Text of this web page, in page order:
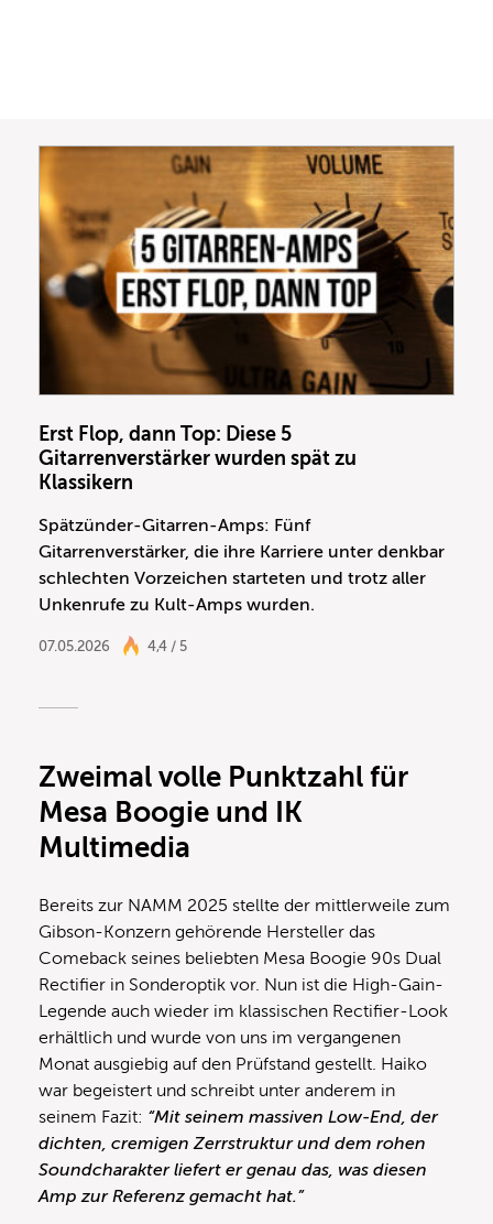
Erst Flop, dann Top: Diese 5
Gitarrenverstärker wurden spät zu
Klassikern
Spätzünder-Gitarren-Amps: Fünf
Gitarrenverstärker, die ihre Karriere unter denkbar
schlechten Vorzeichen starteten und trotz aller
Unkenrufe zu Kult-Amps wurden.
07.05.2026 4,4 / 5
Zweimal volle Punktzahl für
Mesa Boogie und IK
Multimedia
Bereits zur NAMM 2025 stellte der mittlerweile zum
Gibson-Konzern gehörende Hersteller das
Comeback seines beliebten Mesa Boogie 90s Dual
Rectifier in Sonderoptik vor. Nun ist die High-Gain-
Legende auch wieder im klassischen Rectifier-Look
erhältlich und wurde von uns im vergangenen
Monat ausgiebig auf den Prüfstand gestellt. Haiko
war begeistert und schreibt unter anderem in
seinem Fazit: “Mit seinem massiven Low-End, der
dichten, cremigen Zerrstruktur und dem rohen
Soundcharakter liefert er genau das, was diesen
Amp zur Referenz gemacht hat.”